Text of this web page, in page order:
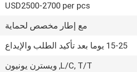
USD2500-2700 per pcs
مع إطار مخصص لحماية
15-25 يوما بعد تأكيد الطلب والإيداع
L/C, T/T, ويسترن يونيون